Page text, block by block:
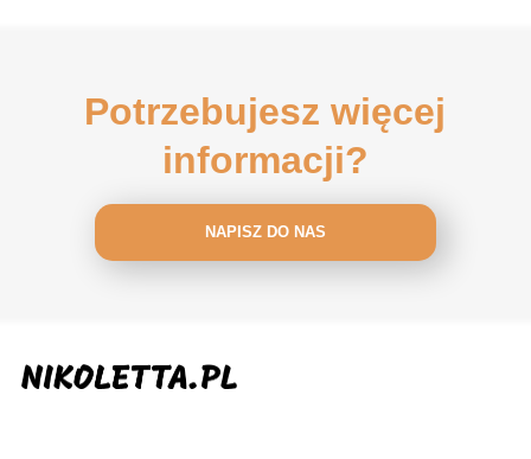
Potrzebujesz więcej
informacji?
NAPISZ DO NAS